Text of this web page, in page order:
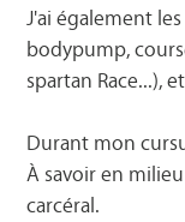
J'ai également
bodypump,
spartan Race...),
Durant mon
À savoir en
carcéral.